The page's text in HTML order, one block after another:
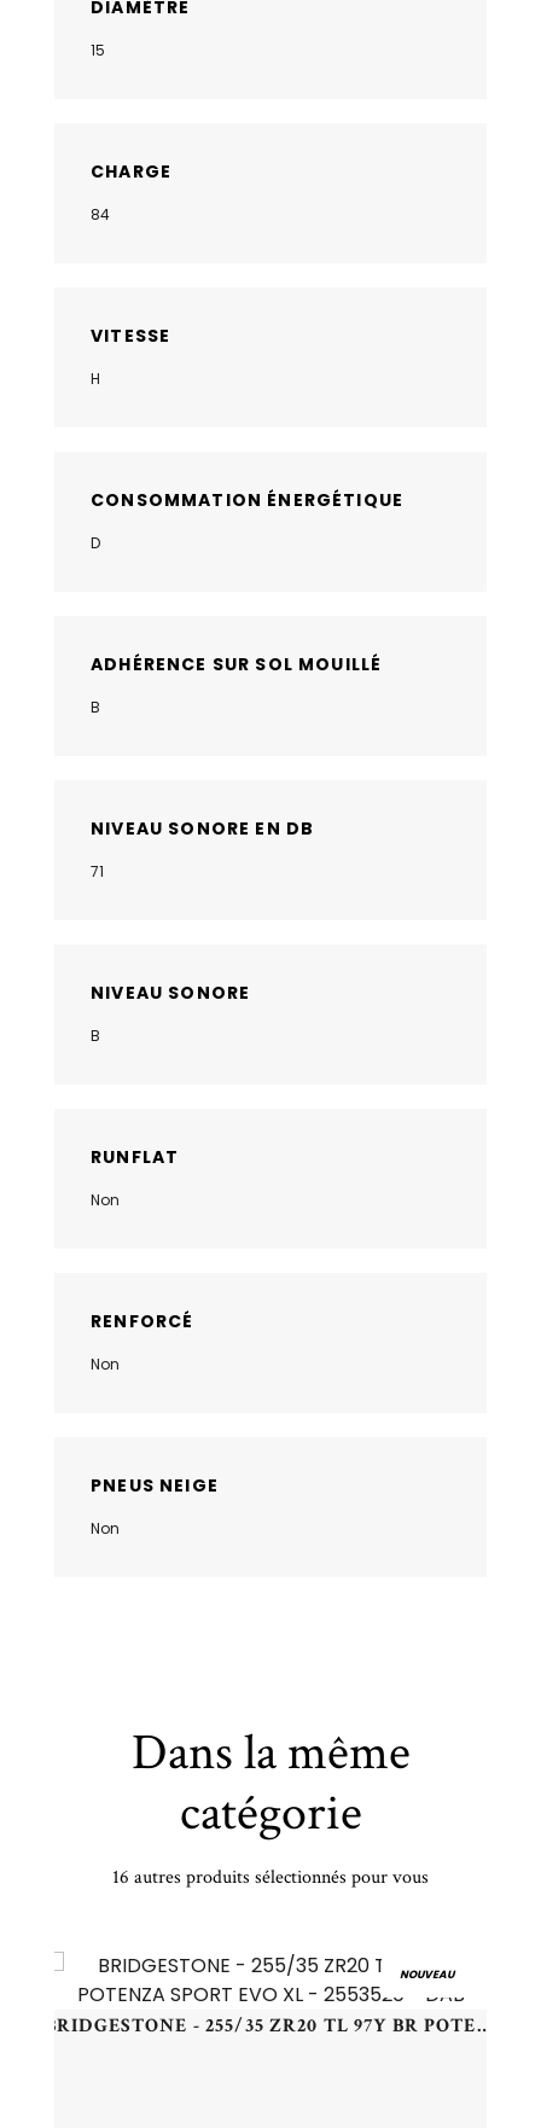
DIAMÈTRE
15
CHARGE
84
VITESSE
H
CONSOMMATION ÉNERGÉTIQUE
D
ADHÉRENCE SUR SOL MOUILLÉ
B
NIVEAU SONORE EN DB
71
NIVEAU SONORE
B
RUNFLAT
Non
RENFORCÉ
Non
PNEUS NEIGE
Non
Dans la même
catégorie
16 autres produits sélectionnés pour vous
NOUVEAU
BRIDGESTONE - 255/35 ZR20 TL 97Y BR POTENZA SPORT EVO XL - 2553520 - DAB